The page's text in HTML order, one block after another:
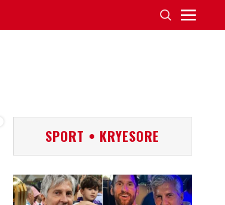
SPORT • KRYESORE